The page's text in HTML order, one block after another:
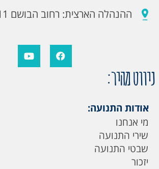
ההנהלה הארצית: רחוב הבושם 11, גילה ירושלים
ניווט מהיר:
אודות התנועה:
מי אנחנו
שירי התנועה
שבטי התנועה
יזכור